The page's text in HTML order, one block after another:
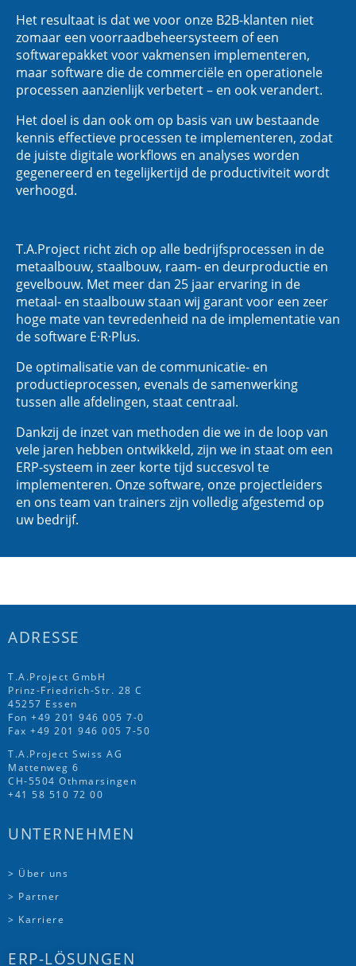
Het resultaat is dat we voor onze B2B-klanten niet
zomaar een voorraadbeheersysteem of een
softwarepakket voor vakmensen implementeren,
maar software die de commerciële en operationele
processen aanzienlijk verbetert – en ook verandert.
Het doel is dan ook om op basis van uw bestaande
kennis effectieve processen te implementeren, zodat
de juiste digitale workflows en analyses worden
gegenereerd en tegelijkertijd de productiviteit wordt
verhoogd.
T.A.Project richt zich op alle bedrijfsprocessen in de
metaalbouw, staalbouw, raam- en deurproductie en
gevelbouw. Met meer dan 25 jaar ervaring in de
metaal- en staalbouw staan wij garant voor een zeer
hoge mate van tevredenheid na de implementatie van
de software E·R·Plus.
De optimalisatie van de communicatie- en
productieprocessen, evenals de samenwerking
tussen alle afdelingen, staat centraal.
Dankzij de inzet van methoden die we in de loop van
vele jaren hebben ontwikkeld, zijn we in staat om een
ERP-systeem in zeer korte tijd succesvol te
implementeren. Onze software, onze projectleiders
en ons team van trainers zijn volledig afgestemd op
uw bedrijf.
ADRESSE
T.A.Project GmbH
Prinz-Friedrich-Str. 28 C
45257 Essen
Fon +49 201 946 005 7-0
Fax +49 201 946 005 7-50
T.A.Project Swiss AG
Mattenweg 6
CH-5504 Othmarsingen
+41 58 510 72 00
UNTERNEHMEN
> Über uns
> Partner
> Karriere
ERP-LÖSUNGEN